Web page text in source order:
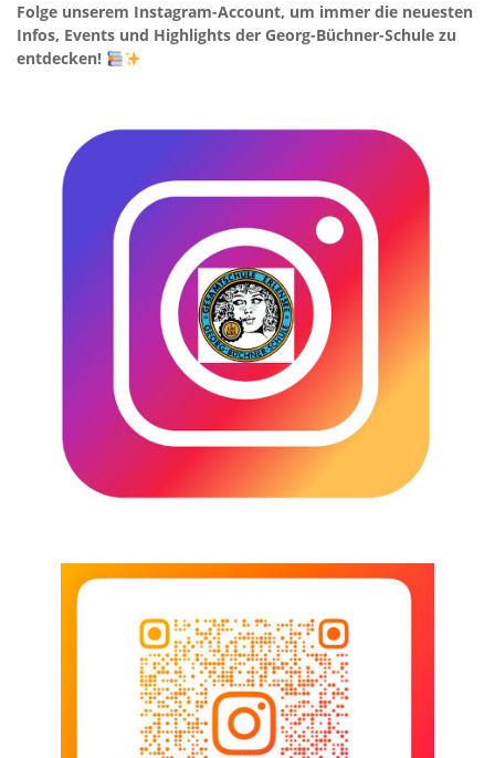
Folge unserem Instagram-Account, um immer die neuesten
Infos, Events und Highlights der Georg-Büchner-Schule zu
entdecken!